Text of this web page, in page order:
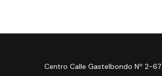
Centro Calle Gastelbondo Nº 2-67.